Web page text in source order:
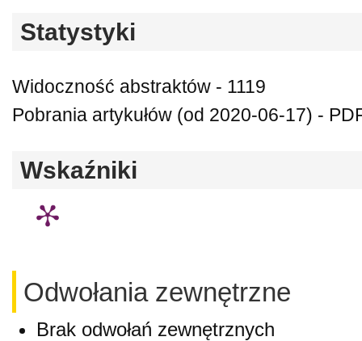
Statystyki
Widoczność abstraktów - 1119
Pobrania artykułów (od 2020-06-17) -
Wskaźniki
Odwołania zewnętrzne
Brak odwołań zewnętrznych